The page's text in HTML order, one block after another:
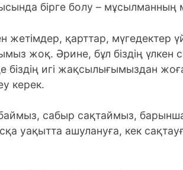
бірге болу – мұсылманның
жетімдер, қарттар, мүгедектер
жоқ. Әрине, бұл біздің үлкен
біздің игі жақсылығымыздан
керек.
сабыр сақтаймыз,
уақытта ашулануға, кек